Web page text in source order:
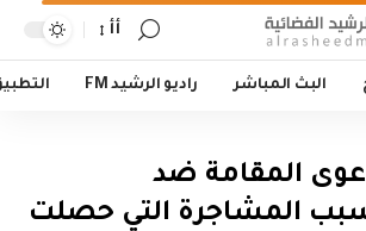
أأ
البث المباشر راديو الرشيد FM
المقامة ضد
المشاجرة التي حصلت